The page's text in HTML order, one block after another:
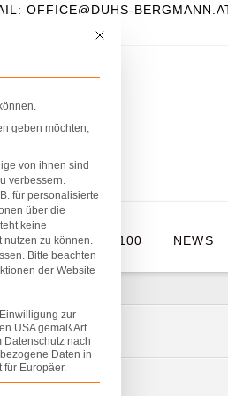
OFFICE@DUHS-
THOMA HOLZ100 NEWS
Mit diesem Button wird der
geben möchten,
von ihnen sind
verbessern.
für personalisierte
über die
keine
nutzen zu können.
Bitte beachten
der Website
zur
USA gemäß Art.
Datenschutz nach
Daten in
Europäer.